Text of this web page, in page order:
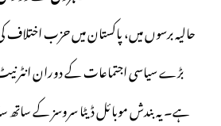
حالیہ برسوں میں، پاکستان میں حزب
بڑے سیاسی اجتماعات کے دوران انٹرنیٹ
ہے۔ یہ بندش موبائل ڈیٹا سروسز کے ساتھ